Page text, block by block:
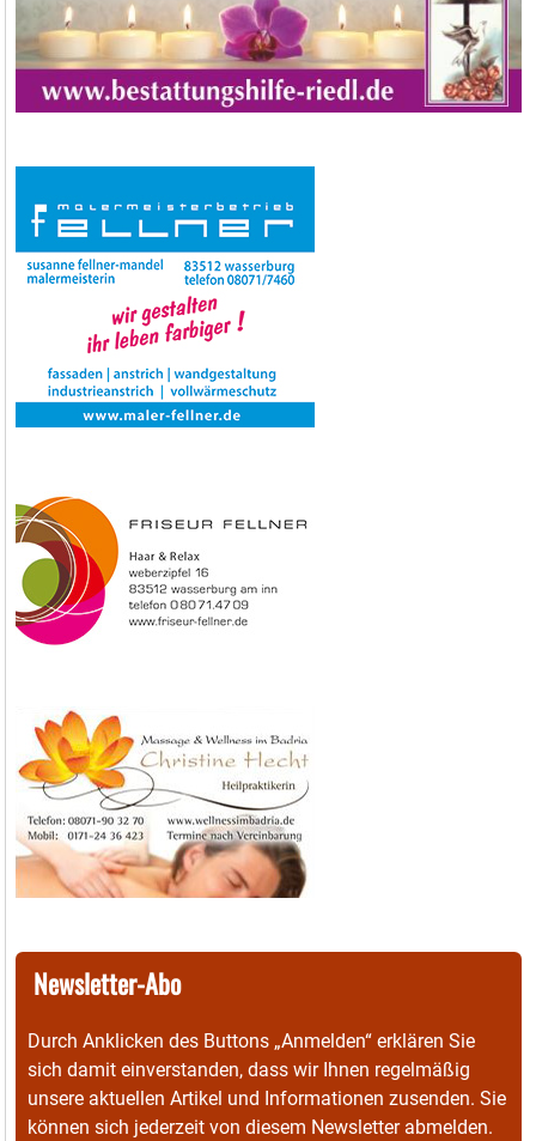
Newsletter-Abo
Durch Anklicken des Buttons „Anmelden“ erklären Sie
sich damit einverstanden, dass wir Ihnen regelmäßig
unsere aktuellen Artikel und Informationen zusenden. Sie
können sich jederzeit von diesem Newsletter abmelden.